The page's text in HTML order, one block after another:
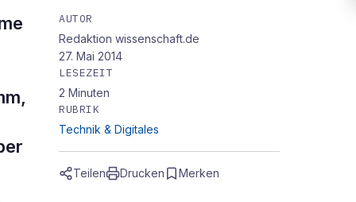
AUTOR
Redaktion wissenschaft.de
27. Mai 2014
LESEZEIT
2 Minuten
RUBRIK
Technik & Digitales
Teilen Drucken Merken